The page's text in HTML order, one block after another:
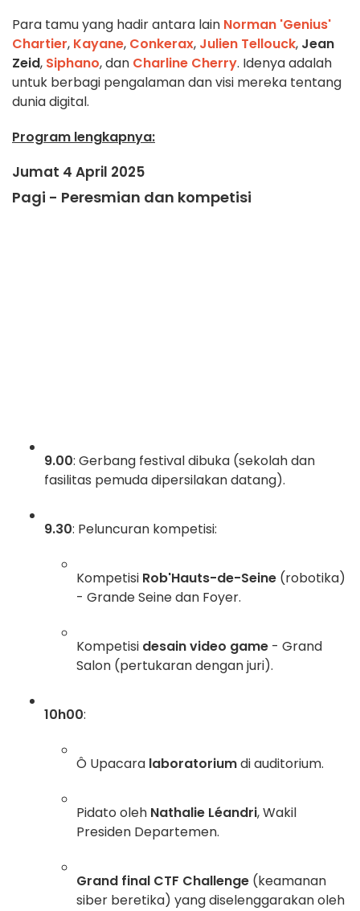
Para tamu yang hadir antara lain Norman 'Genius'
Chartier, Kayane, Conkerax, Julien Tellouck, Jean
Zeid, Siphano, dan Charline Cherry. Idenya adalah
untuk berbagi pengalaman dan visi mereka tentang
dunia digital.
Program lengkapnya:
Jumat 4 April 2025
Pagi - Peresmian dan kompetisi
9.00: Gerbang festival dibuka (sekolah dan
fasilitas pemuda dipersilakan datang).
9.30: Peluncuran kompetisi:
Kompetisi Rob'Hauts-de-Seine (robotika)
- Grande Seine dan Foyer.
Kompetisi desain video game - Grand
Salon (pertukaran dengan juri).
10h00:
Ô Upacara laboratoriumdi auditorium.
Pidato oleh Nathalie Léandri, Wakil
Presiden Departemen.
Grand final CTF Challenge (keamanan
siber beretika) yang diselenggarakan oleh